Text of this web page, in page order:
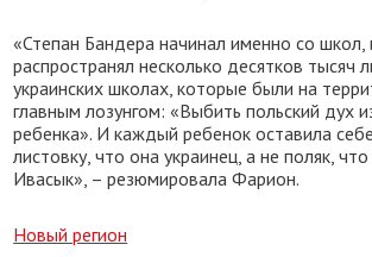
«Степан Бандера начинал именно со школ,
распространял несколько десятков тысяч
украинских школах, которые были на
главным лозунгом: «Выбить польский дух
ребенка». И каждый ребенок оставила
листовку, что она украинец, а не поляк,
Ивасык», – резюмировала Фарион.
Новый регион